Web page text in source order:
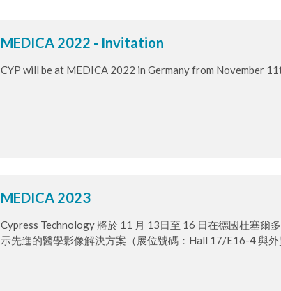
MEDICA 2022 - Invitation
CYP will be at MEDICA 2022 in Germany from November
MEDICA 2023
Cypress Technology 將於 11 月 13日至 16 日在德國杜塞爾
示先進的醫學影像解決方案（展位號碼：Hall 17/E16-4 與